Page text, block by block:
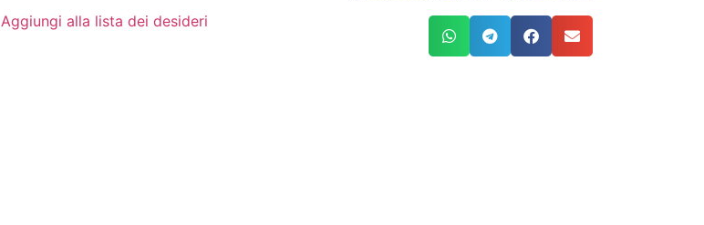
Aggiungi alla lista dei desideri